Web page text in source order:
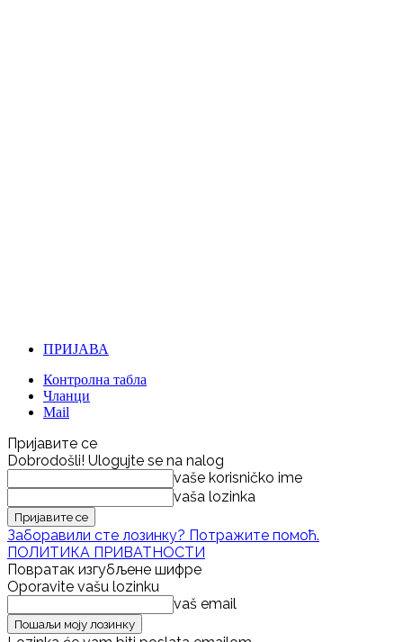
ПРИЈАВА
Контролна табла
Чланци
Mail
Пријавите се
Dobrodošli! Ulogujte se na nalog
vaše korisničko ime
vaša lozinka
Заборавили сте лозинку? Потражите помоћ.
ПОЛИТИКА ПРИВАТНОСТИ
Повратак изгубљене шифре
Oporavite vašu lozinku
vaš email